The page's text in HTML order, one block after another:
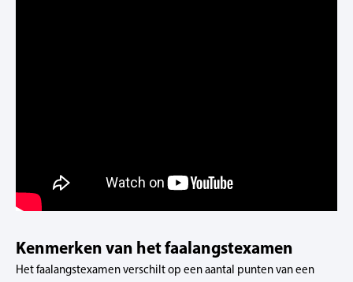
Kenmerken van het faalangstexamen
Het faalangstexamen verschilt op een aantal punten van een